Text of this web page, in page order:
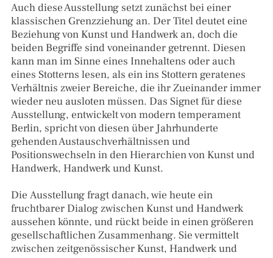
Auch diese Ausstellung setzt zunächst bei einer
klassischen Grenzziehung an. Der Titel deutet eine
Beziehung von Kunst und Handwerk an, doch die
beiden Begriffe sind voneinander getrennt. Diesen
kann man im Sinne eines Innehaltens oder auch
eines Stotterns lesen, als ein ins Stottern geratenes
Verhältnis zweier Bereiche, die ihr Zueinander immer
wieder neu ausloten müssen. Das Signet für diese
Ausstellung, entwickelt von modern temperament
Berlin, spricht von diesen über Jahrhunderte
gehenden Austauschverhältnissen und
Positionswechseln in den Hierarchien von Kunst und
Handwerk, Handwerk und Kunst.
Die Ausstellung fragt danach, wie heute ein
fruchtbarer Dialog zwischen Kunst und Handwerk
aussehen könnte, und rückt beide in einen größeren
gesellschaftlichen Zusammenhang. Sie vermittelt
zwischen zeitgenössischer Kunst, Handwerk und